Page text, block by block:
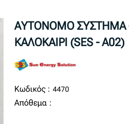
ΑΥΤΟΝΟΜΟ ΣΥΣΤΗΜΑ -
ΚΑΛΟΚΑΙΡΙ (SES - A02)
Κωδικός : 4470
Απόθεμα :